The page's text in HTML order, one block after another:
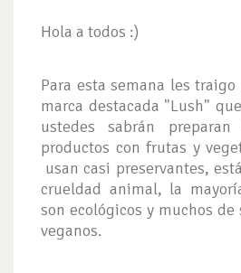
Hola a todos :)
Para esta semana les
marca destacada "Lush"
ustedes sabrán
productos con frutas y
usan casi preservantes,
crueldad animal, la
son ecológicos y muchos de
veganos.